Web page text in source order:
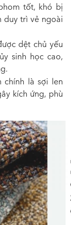
tốt, khó bị
duy trì vẻ ngoài
dệt chủ yếu
sinh học cao,
chính là sợi len
kích ứng, phù